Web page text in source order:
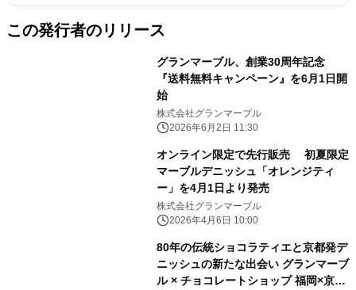
この発行者のリリース
グランマーブル、創業30周年記念
『送料無料キャンペーン』を6月1日開
始
株式会社グランマーブル
2026年6月2日 11:30
オンライン限定で先行販売 初夏限定
マーブルデニッシュ「オレンジティ
ー」を4月1日より発売
株式会社グランマーブル
2026年4月6日 10:00
80年の伝統ショコラティエと京都発デ
ニッシュの新たな出会い グランマーブ
ル × チョコレートショップ 福岡×京都